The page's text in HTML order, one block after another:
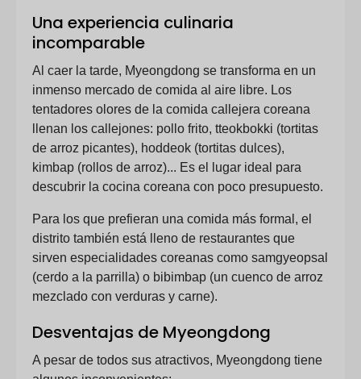
Una experiencia culinaria
incomparable
Al caer la tarde, Myeongdong se transforma en un
inmenso mercado de comida al aire libre. Los
tentadores olores de la comida callejera coreana
llenan los callejones: pollo frito, tteokbokki (tortitas
de arroz picantes), hoddeok (tortitas dulces),
kimbap (rollos de arroz)... Es el lugar ideal para
descubrir la cocina coreana con poco presupuesto.
Para los que prefieran una comida más formal, el
distrito también está lleno de restaurantes que
sirven especialidades coreanas como samgyeopsal
(cerdo a la parrilla) o bibimbap (un cuenco de arroz
mezclado con verduras y carne).
Desventajas de Myeongdong
A pesar de todos sus atractivos, Myeongdong tiene